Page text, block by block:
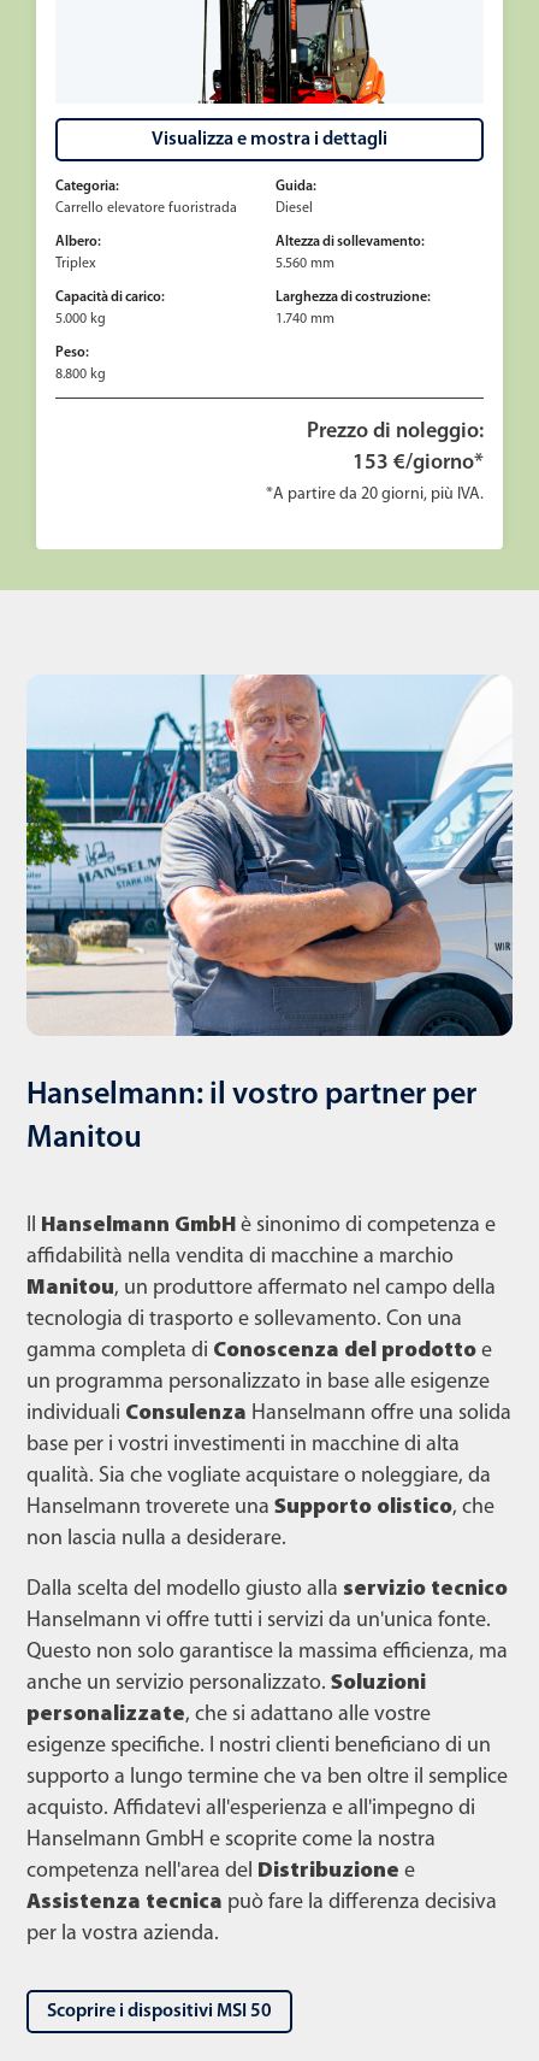
Visualizza e mostra i dettagli
Categoria:
Carrello elevatore fuoristrada
Guida:
Diesel
Albero:
Triplex
Altezza di sollevamento:
5.560 mm
Capacità di carico:
5.000 kg
Larghezza di costruzione:
1.740 mm
Peso:
8.800 kg
Prezzo di noleggio:
153 €/giorno*
*A partire da 20 giorni, più IVA.
Hanselmann: il vostro partner per
Manitou
Il Hanselmann GmbH è sinonimo di competenza e
affidabilità nella vendita di macchine a marchio
Manitou, un produttore affermato nel campo della
tecnologia di trasporto e sollevamento. Con una
gamma completa di Conoscenza del prodotto e
un programma personalizzato in base alle esigenze
individuali Consulenza Hanselmann offre una solida
base per i vostri investimenti in macchine di alta
qualità. Sia che vogliate acquistare o noleggiare, da
Hanselmann troverete una Supporto olistico, che
non lascia nulla a desiderare.
Dalla scelta del modello giusto alla servizio tecnico
Hanselmann vi offre tutti i servizi da un'unica fonte.
Questo non solo garantisce la massima efficienza, ma
anche un servizio personalizzato. Soluzioni
personalizzate, che si adattano alle vostre
esigenze specifiche. I nostri clienti beneficiano di un
supporto a lungo termine che va ben oltre il semplice
acquisto. Affidatevi all'esperienza e all'impegno di
Hanselmann GmbH e scoprite come la nostra
competenza nell'area del Distribuzione e
Assistenza tecnica può fare la differenza decisiva
per la vostra azienda.
Scoprire i dispositivi MSI 50